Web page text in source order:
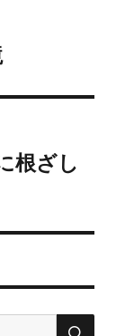
根ざし
検